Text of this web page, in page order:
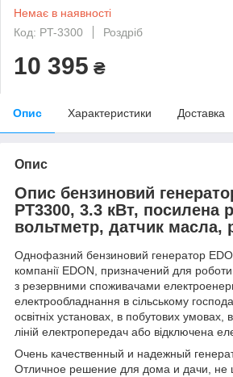
Немає в наявності
Код: PT-3300
Роздріб
10 395 ₴
Опис Характеристики Доставка
Опис
Опис бензиновий
PT3300, 3.3 кВт, посилена
вольтметр, датчик масла,
Однофазний бензиновий генератор
компанії EDON, призначений для
з резервними споживачами
електрообладнання в сільському
освітніх установах, в побутових умовах,
ліній електропередач або відключена
Очень качественный и надежный
Отличное решение для дома и дачи,